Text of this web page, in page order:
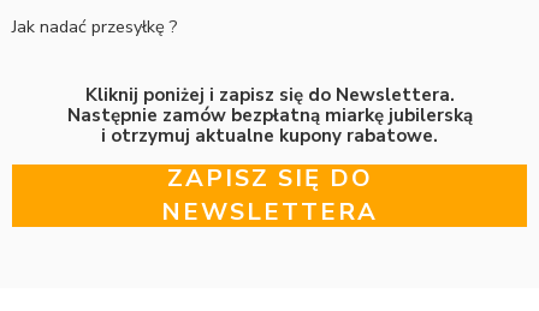
Jak nadać przesyłkę ?
Kliknij poniżej i zapisz się do Newslettera.
Następnie zamów bezpłatną miarkę jubilerską
i otrzymuj aktualne kupony rabatowe.
ZAPISZ SIĘ DO
NEWSLETTERA